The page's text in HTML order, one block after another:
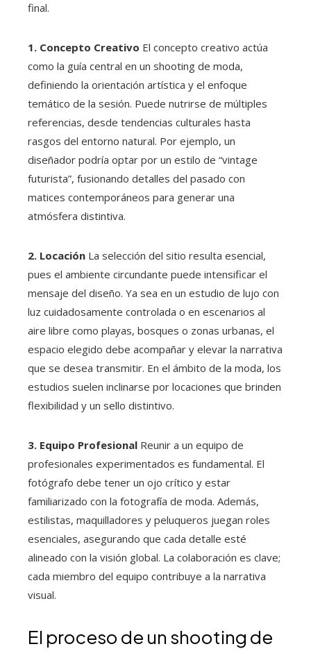
final.
1. Concepto Creativo El concepto creativo actúa
como la guía central en un shooting de moda,
definiendo la orientación artística y el enfoque
temático de la sesión. Puede nutrirse de múltiples
referencias, desde tendencias culturales hasta
rasgos del entorno natural. Por ejemplo, un
diseñador podría optar por un estilo de “vintage
futurista”, fusionando detalles del pasado con
matices contemporáneos para generar una
atmósfera distintiva.
2. Locación La selección del sitio resulta esencial,
pues el ambiente circundante puede intensificar el
mensaje del diseño. Ya sea en un estudio de lujo con
luz cuidadosamente controlada o en escenarios al
aire libre como playas, bosques o zonas urbanas, el
espacio elegido debe acompañar y elevar la narrativa
que se desea transmitir. En el ámbito de la moda, los
estudios suelen inclinarse por locaciones que brinden
flexibilidad y un sello distintivo.
3. Equipo Profesional Reunir a un equipo de
profesionales experimentados es fundamental. El
fotógrafo debe tener un ojo crítico y estar
familiarizado con la fotografía de moda. Además,
estilistas, maquilladores y peluqueros juegan roles
esenciales, asegurando que cada detalle esté
alineado con la visión global. La colaboración es clave;
cada miembro del equipo contribuye a la narrativa
visual.
El proceso de un shooting de